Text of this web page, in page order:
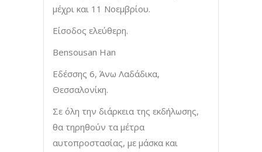
μέχρι και 11 Νοεμβρίου.
Είσοδος ελεύθερη.
Bensousan Han
Εδέσσης 6, Άνω Λαδάδικα,
Θεσσαλονίκη.
Σε όλη την διάρκεια της εκδήλωσης,
θα τηρηθούν τα μέτρα
αυτοπροστασίας, με μάσκα και